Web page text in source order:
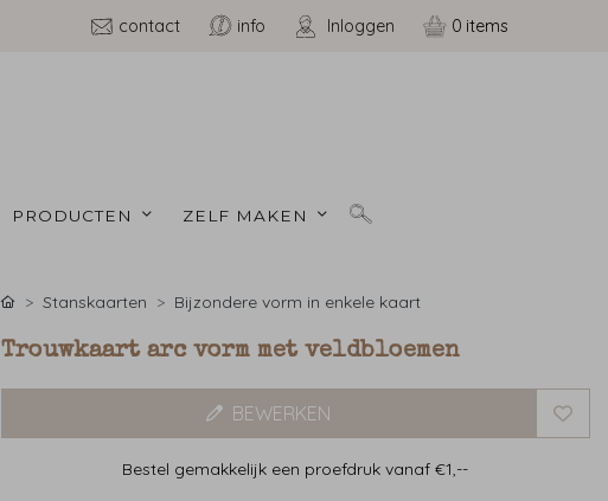
contact info Inloggen 0
PRODUCTEN ZELF MAKEN
Stanskaarten Bijzondere vorm in enkele kaart
Trouwkaart arc vorm met veldbloemen
BEWERKEN
Bestel gemakkelijk een proefdruk vanaf €1,--